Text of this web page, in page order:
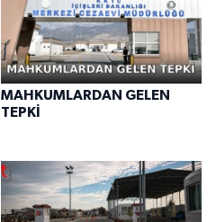
MAHKUMLARDAN GELEN
TEPKİ